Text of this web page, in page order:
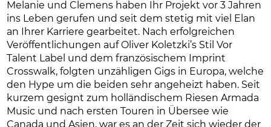
Melanie und Clemens haben Ihr Projekt vor 3 Jahren
ins Leben gerufen und seit dem stetig mit viel Elan
an Ihrer Karriere gearbeitet. Nach erfolgreichen
Veröffentlichungen auf Oliver Koletzki’s Stil Vor
Talent Label und dem französischem Imprint
Crosswalk, folgten unzähligen Gigs in Europa, welche
den Hype um die beiden sehr angeheizt haben. Seit
kurzem gesignt zum holländischem Riesen Armada
Music und nach ersten Touren in Übersee wie
Canada und Asien, war es an der Zeit sich wieder der